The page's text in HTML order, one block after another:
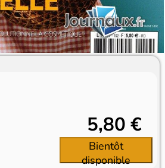
5,80 €
Bientôt
disponible